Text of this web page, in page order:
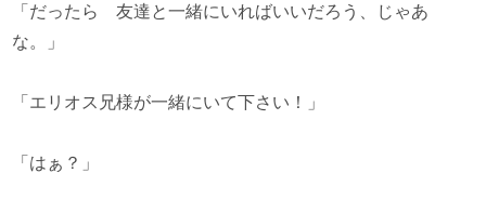
「だったら 友達と一緒にいればいいだろう、じゃあ
な。」
「エリオス兄様が一緒にいて下さい！」
「はぁ？」